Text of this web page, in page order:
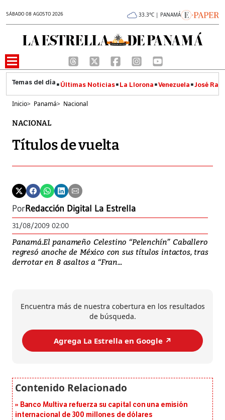
SÁBADO 08 AGOSTO 2026 33.3°C | PANAMÁ
Últimas Noticias La Llorona Venezuela José
Inicio> Panamá> Nacional
NACIONAL
Títulos de vuelta
PorRedacción Digital La Estrella
31/08/2009 02:00
Panamá.El panameño Celestino “Pelenchín” Caballero
regresó anoche de México con sus títulos intactos, tras
derrotar en 8 asaltos a “Fran...
Encuentra más de nuestra cobertura en los resultados
de búsqueda.
Agrega La Estrella en Google ↗️
Banco Multiva refuerza su capital con una emisión
internacional de 300 millones de dólares